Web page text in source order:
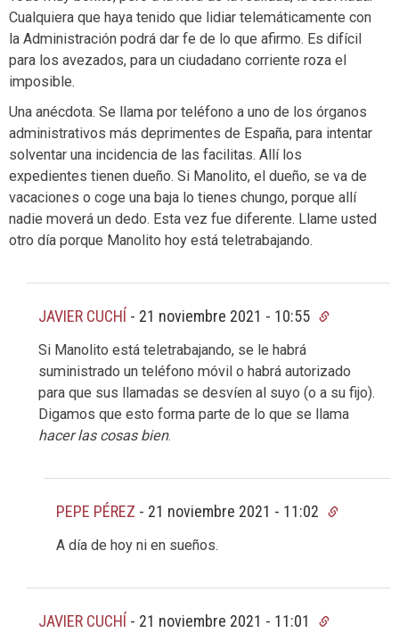
Cualquiera que haya tenido que lidiar telemáticamente con
la Administración podrá dar fe de lo que afirmo. Es difícil
para los avezados, para un ciudadano corriente roza el
imposible.
Una anécdota. Se llama por teléfono a uno de los órganos
administrativos más deprimentes de España, para intentar
solventar una incidencia de las facilitas. Allí los
expedientes tienen dueño. Si Manolito, el dueño, se va de
vacaciones o coge una baja lo tienes chungo, porque allí
nadie moverá un dedo. Esta vez fue diferente. Llame usted
otro día porque Manolito hoy está teletrabajando.
JAVIER CUCHÍ - 21 noviembre 2021 - 10:55
Si Manolito está teletrabajando, se le habrá
suministrado un teléfono móvil o habrá autorizado
para que sus llamadas se desvíen al suyo (o a su fijo).
Digamos que esto forma parte de lo que se llama
hacer las cosas bien.
PEPE PÉREZ - 21 noviembre 2021 - 11:02
A día de hoy ni en sueños.
JAVIER CUCHÍ - 21 noviembre 2021 - 11:01